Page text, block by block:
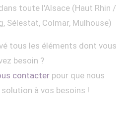
toute l'Alsace (Haut Rhin /
Sélestat, Colmar, Mulhouse)
tous les éléments dont vous
besoin ?
contacterpour que nous
à vos besoins !